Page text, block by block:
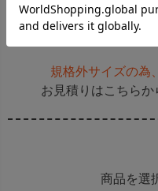
横幅のサイズ
高さのサイズ
高さのサイズ
になっている
規格外サイズの為
お見積りはこちら
商品を選